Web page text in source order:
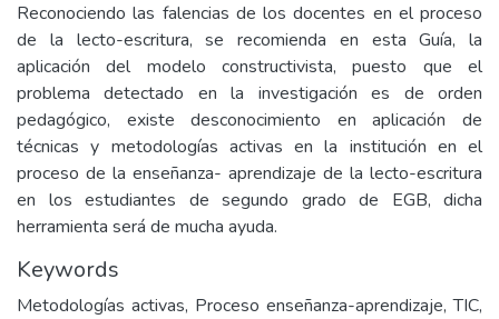
Reconociendo las falencias de los docentes en el proceso
de la lecto-escritura, se recomienda en esta Guía, la
aplicación del modelo constructivista, puesto que el
problema detectado en la investigación es de orden
pedagógico, existe desconocimiento en aplicación de
técnicas y metodologías activas en la institución en el
proceso de la enseñanza- aprendizaje de la lecto-escritura
en los estudiantes de segundo grado de EGB, dicha
herramienta será de mucha ayuda.
Keywords
Metodologías activas, Proceso enseñanza-aprendizaje, TIC,